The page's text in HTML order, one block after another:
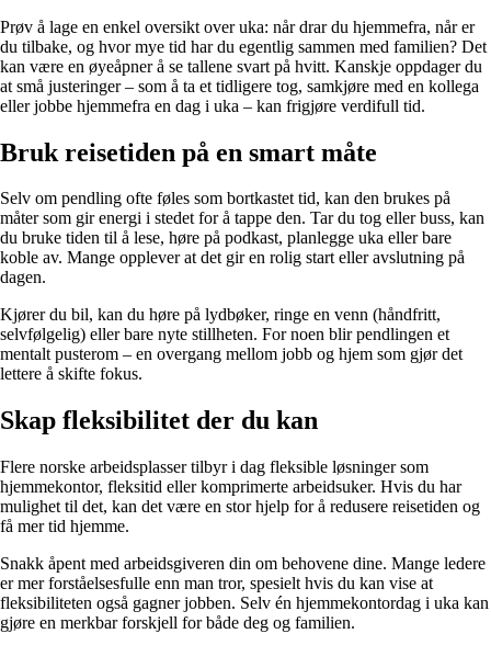
Prøv å lage en enkel oversikt over uka: når drar du hjemmefra, når er
du tilbake, og hvor mye tid har du egentlig sammen med familien? Det
kan være en øyeåpner å se tallene svart på hvitt. Kanskje oppdager du
at små justeringer – som å ta et tidligere tog, samkjøre med en kollega
eller jobbe hjemmefra en dag i uka – kan frigjøre verdifull tid.
Bruk reisetiden på en smart måte
Selv om pendling ofte føles som bortkastet tid, kan den brukes på
måter som gir energi i stedet for å tappe den. Tar du tog eller buss, kan
du bruke tiden til å lese, høre på podkast, planlegge uka eller bare
koble av. Mange opplever at det gir en rolig start eller avslutning på
dagen.
Kjører du bil, kan du høre på lydbøker, ringe en venn (håndfritt,
selvfølgelig) eller bare nyte stillheten. For noen blir pendlingen et
mentalt pusterom – en overgang mellom jobb og hjem som gjør det
lettere å skifte fokus.
Skap fleksibilitet der du kan
Flere norske arbeidsplasser tilbyr i dag fleksible løsninger som
hjemmekontor, fleksitid eller komprimerte arbeidsuker. Hvis du har
mulighet til det, kan det være en stor hjelp for å redusere reisetiden og
få mer tid hjemme.
Snakk åpent med arbeidsgiveren din om behovene dine. Mange ledere
er mer forståelsesfulle enn man tror, spesielt hvis du kan vise at
fleksibiliteten også gagner jobben. Selv én hjemmekontordag i uka kan
gjøre en merkbar forskjell for både deg og familien.